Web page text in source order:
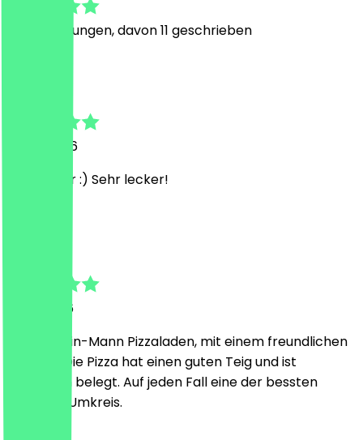
Bewertungen, davon 11 geschrieben
13. Juli 2026
Alles super :) Sehr lecker!
2. Juli 2026
Es ist ein Ein-Mann Pizzaladen, mit einem freundlichen
Besitzer. Die Pizza hat einen guten Teig und ist
ordentlich belegt. Auf jeden Fall eine der bessten
Pizzen im Umkreis.